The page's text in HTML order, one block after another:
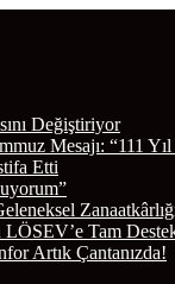
Değiştiriyor
Mesajı: “111
Etti
Tam
Artık Çantanızda!